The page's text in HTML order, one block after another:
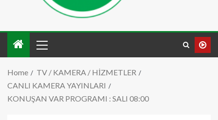
Home
TV / KAMERA / HİZMETLER
CANLI KAMERA YAYINLARI
KONUŞAN VAR PROGRAMI : SALI 08:00